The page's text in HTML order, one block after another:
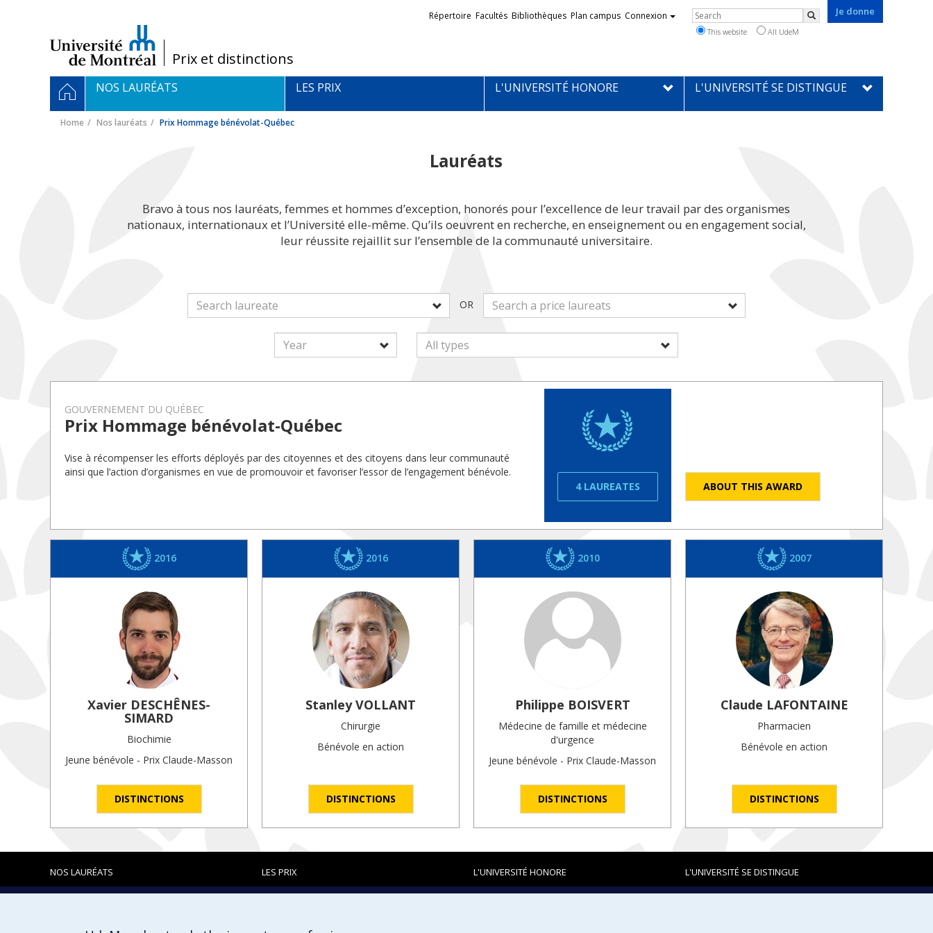
/Prix et distinctions
Je donne
Liens
externes
Répertoire Facultés Bibliothèques Plan campus Connexion Rechercher
Search
This website All UdeM
Navigation
principale
HOMENOS LAURÉATS LES PRIX L'UNIVERSITÉ HONORE L'UNIVERSITÉ SE DISTINGUE
Home Nos lauréats Prix Hommage bénévolat-Québec
Lauréats
Bravo à tous nos lauréats, femmes et hommes d’exception, honorés pour l’excellence de leur travail par des organismes
nationaux, internationaux et l’Université elle-même. Qu’ils oeuvrent en recherche, en enseignement ou en engagement social,
leur réussite rejaillit sur l’ensemble de la communauté universitaire.
OR
GOUVERNEMENT DU QUÉBEC
Prix Hommage bénévolat-Québec
Vise à récompenser les efforts déployés par des citoyennes et des citoyens dans leur communauté
ainsi que l’action d’organismes en vue de promouvoir et favoriser l’essor de l’engagement bénévole.
4 LAUREATES
ABOUT THIS AWARD
2016
Xavier DESCHÊNES-
SIMARD
Biochimie
Jeune bénévole - Prix Claude-Masson
DISTINCTIONS
2016
Stanley VOLLANT
Chirurgie
Bénévole en action
DISTINCTIONS
2010
Philippe BOISVERT
Médecine de famille et médecine
d'urgence
Jeune bénévole - Prix Claude-Masson
DISTINCTIONS
2007
Claude LAFONTAINE
Pharmacien
Bénévole en action
DISTINCTIONS
NOS LAURÉATS LES PRIX L'UNIVERSITÉ HONORE L'UNIVERSITÉ SE DISTINGUE